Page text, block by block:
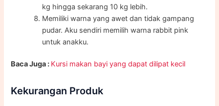
kg hingga sekarang 10 kg lebih.
Memiliki warna yang awet dan tidak gampang
pudar. Aku sendiri memilih warna rabbit pink
untuk anakku.
Baca Juga : Kursi makan bayi yang dapat dilipat kecil
Kekurangan Produk